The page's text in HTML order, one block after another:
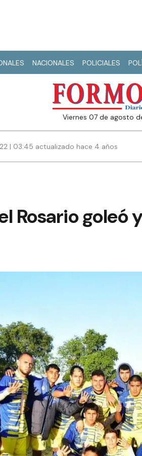
NACIONALES POLICIALES
viernes 07 de agosto
| 03:45 actualizado hace 4 años
Rosario goleó